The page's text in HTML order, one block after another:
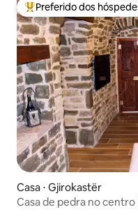
Entre os melhores
Preferido dos
Casa ⋅ Gjirokastër
Casa de pedra no